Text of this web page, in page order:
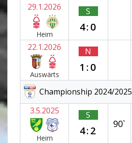
29.1.2026
Heim
S
4:0
22.1.2026
Auswärts
N
1:0
Championship 2024/2025
3.5.2025
Heim
S
4:2
90`